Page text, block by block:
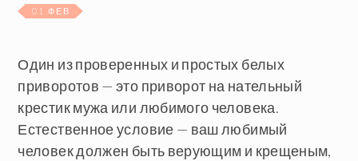
01 ФЕВ
Один из проверенных и простых белых
приворотов — это приворот на нательный
крестик мужа или любимого человека.
Естественное условие — ваш любимый
человек должен быть верующим и крещеным,